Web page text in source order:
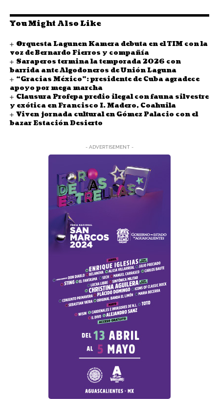
You Might Also Like
Orquesta Lagunen Kamera debuta en el TIM con la
voz de Bernardo Fierros y compañía
Saraperos termina la temporada 2026 con
barrida ante Algodoneros de Unión Laguna
“Gracias México”: presidente de Cuba agradece
apoyo por mega marcha
Clausura Profepa predio ilegal con fauna silvestre
y exótica en Francisco I. Madero, Coahuila
Viven jornada cultural en Gómez Palacio con el
bazar Estación Desierto
- ADVERTISEMENT -